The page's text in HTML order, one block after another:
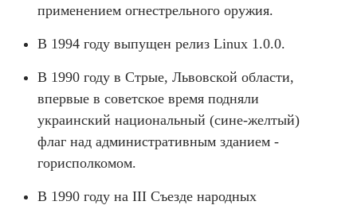
применением огнестрельного оружия.
В 1994 году выпущен релиз Linux 1.0.0.
В 1990 году в Стрые, Львовской области,
впервые в советское время подняли
украинский национальный (сине-желтый)
флаг над административным зданием -
горисполкомом.
В 1990 году на III Съезде народных